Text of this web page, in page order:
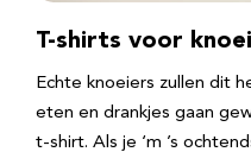
T-shirts voor
Echte knoeiers zullen dit
eten en drankjes gaan
t-shirt. Als je ‘m ’s